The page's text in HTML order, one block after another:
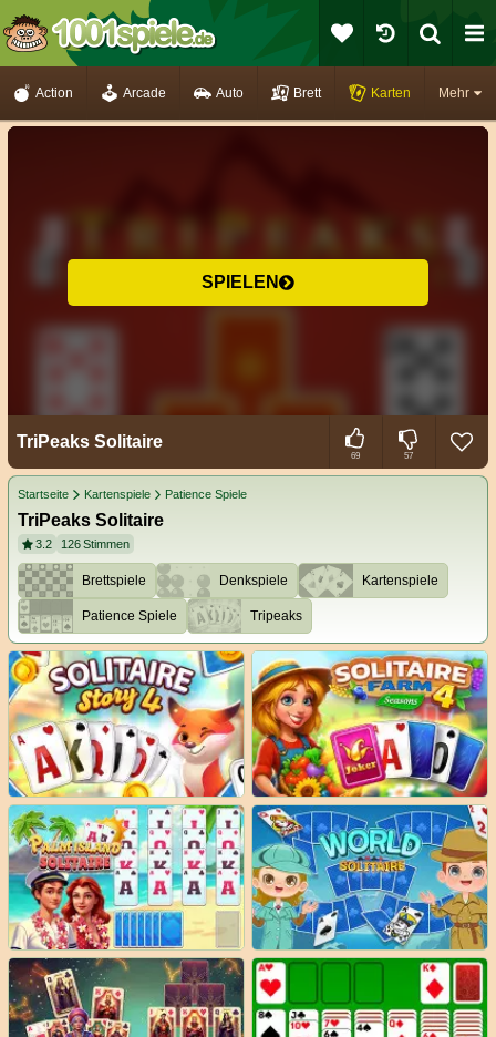
Mehr
Action Arcade Auto Brett Karten
SPIELEN
TriPeaks Solitaire
69 57
Startseite Kartenspiele Patience Spiele
TriPeaks Solitaire
3.2 126Stimmen
Brettspiele Denkspiele Kartenspiele
Patience Spiele Tripeaks